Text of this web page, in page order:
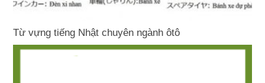
Từ vựng tiếng Nhật chuyên ngành ôtô